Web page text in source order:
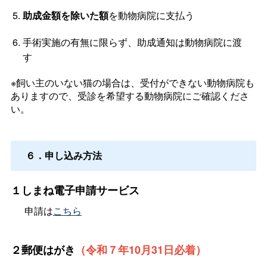
助成金額を除いた額を動物病院に支払う
手術実施の有無に限らず、助成通知は動物病院に渡
す
※飼い主のいない猫の場合は、受付ができない動物病院も
ありますので、受診を希望する動物病院にご確認くださ
い。
６．申し込み方法
１しまね電子申請サービス
申請はこちら
２郵便はがき （令和７年10月31日必着）